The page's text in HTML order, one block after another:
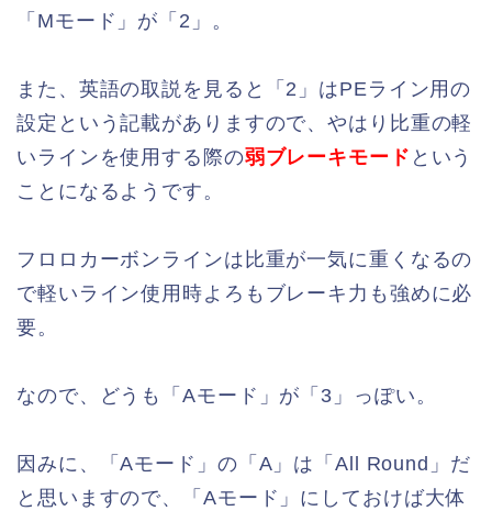
「Mモード」が「2」。
また、英語の取説を見ると「2」はPEライン用の
設定という記載がありますので、やはり比重の軽
いラインを使用する際の弱ブレーキモード という
ことになるようです。
フロロカーボンラインは比重が一気に重くなるの
で軽いライン使用時よろもブレーキ力も強めに必
要。
なので、どうも「Aモード」が「3」っぽい。
因みに、「Aモード」の「A」は「All Round」だ
と思いますので、「Aモード」にしておけば大体